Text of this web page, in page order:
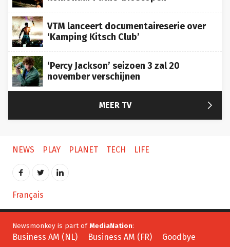
VTM lanceert documentaireserie over
‘Kamping Kitsch Club’
‘Percy Jackson’ seizoen 3 zal 20
november verschijnen
MEER TV 
NEWS PLAY PLANET TECH LIFE
Français
Newsmonkey is part of MediaNation
Business AM (NL) Business AM (FR) Goodbye